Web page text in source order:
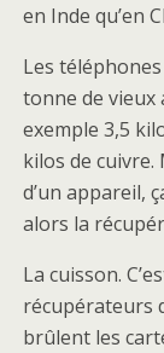
en Inde qu’en
Les
tonne de vieux
exemple 3,5
kilos de cuivre.
d’un appareil,
alors la
La cuisson.
récupérateurs
brûlent les